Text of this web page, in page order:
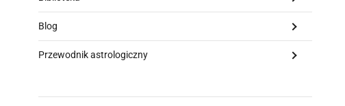
Blog
Przewodnik astrologiczny